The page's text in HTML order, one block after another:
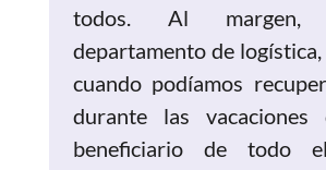
todos. Al
departamento de logística,
cuando podíamos
durante las vacaciones
beneficiario de todo